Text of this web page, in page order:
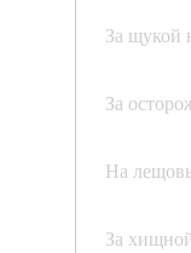
За щукой
За
На
За